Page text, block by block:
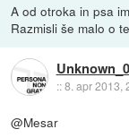
A od otroka in psa
Razmisli še malo o
::8. apr 2013,
@Mesar